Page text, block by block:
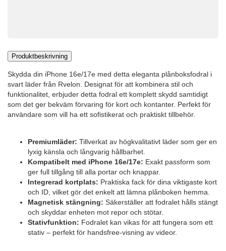
Produktbeskrivning
Skydda din iPhone 16e/17e med detta eleganta plånboksfodral i
svart läder från Rvelon. Designat för att kombinera stil och
funktionalitet, erbjuder detta fodral ett komplett skydd samtidigt
som det ger bekväm förvaring för kort och kontanter. Perfekt för
användare som vill ha ett sofistikerat och praktiskt tillbehör.
Premiumläder: Tillverkat av högkvalitativt läder som ger en
lyxig känsla och långvarig hållbarhet.
Kompatibelt med iPhone 16e/17e: Exakt passform som
ger full tillgång till alla portar och knappar.
Integrerad kortplats: Praktiska fack för dina viktigaste kort
och ID, vilket gör det enkelt att lämna plånboken hemma.
Magnetisk stängning: Säkerställer att fodralet hålls stängt
och skyddar enheten mot repor och stötar.
Stativfunktion: Fodralet kan vikas för att fungera som ett
stativ – perfekt för handsfree-visning av videor.